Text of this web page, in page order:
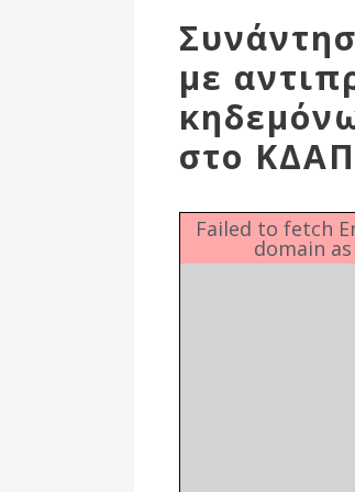
με
στο
Failed to fetch
domain